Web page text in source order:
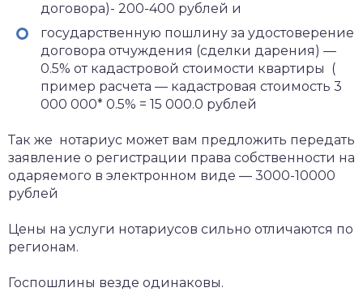
договора)- 200-400 рублей и
государственную пошлину за удостоверение
договора отчуждения (сделки дарения) —
0.5% от кадастровой стоимости квартиры (
пример расчета — кадастровая стоимость 3
000 000* 0.5% = 15 000.0 рублей
Так же нотариус может вам предложить передать
заявление о регистрации права собственности на
одаряемого в электронном виде — 3000-10000
рублей
Цены на услуги нотариусов сильно отличаются по
регионам.
Госпошлины везде одинаковы.